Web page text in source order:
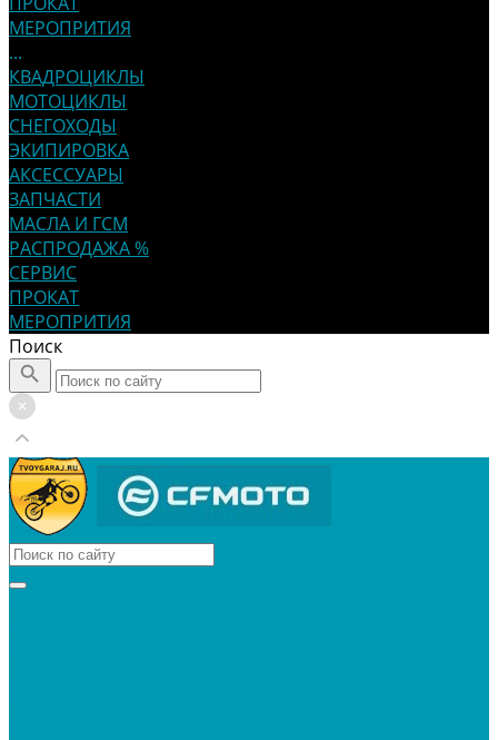
МЕРОПРИТИЯ
...
КВАДРОЦИКЛЫ
МОТОЦИКЛЫ
СНЕГОХОДЫ
ЭКИПИРОВКА
АКСЕССУАРЫ
ЗАПЧАСТИ
МАСЛА И ГСМ
РАСПРОДАЖА %
СЕРВИС
ПРОКАТ
МЕРОПРИТИЯ
Поиск